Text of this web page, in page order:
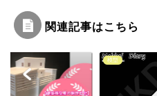
関連記事はこちら
模型 模型